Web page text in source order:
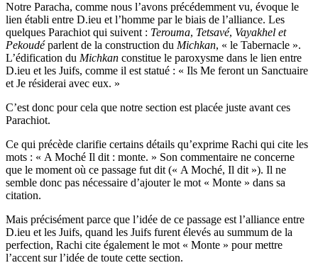
Notre Paracha, comme nous l’avons précédemment vu, évoque le
lien établi entre D.ieu et l’homme par le biais de l’alliance. Les
quelques Parachiot qui suivent : Terouma, Tetsavé, Vayakhel et
Pekoudéparlent de la construction du Michkan, « le Tabernacle ».
L’édification du Michkan constitue le paroxysme dans le lien entre
D.ieu et les Juifs, comme il est statué : « Ils Me feront un Sanctuaire
et Je résiderai avec eux. »
C’est donc pour cela que notre section est placée juste avant ces
Parachiot.
Ce qui précède clarifie certains détails qu’exprime Rachi qui cite les
mots : « A Moché Il dit : monte. » Son commentaire ne concerne
que le moment où ce passage fut dit (« A Moché, Il dit »). Il ne
semble donc pas nécessaire d’ajouter le mot « Monte » dans sa
citation.
Mais précisément parce que l’idée de ce passage est l’alliance entre
D.ieu et les Juifs, quand les Juifs furent élevés au summum de la
perfection, Rachi cite également le mot « Monte » pour mettre
l’accent sur l’idée de toute cette section.